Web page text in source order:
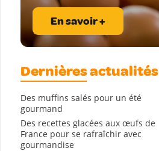
En savoir +
Dernières actualités
Des muffins salés pour un été
gourmand
Des recettes glacées aux œufs de
France pour se rafraîchir avec
gourmandise